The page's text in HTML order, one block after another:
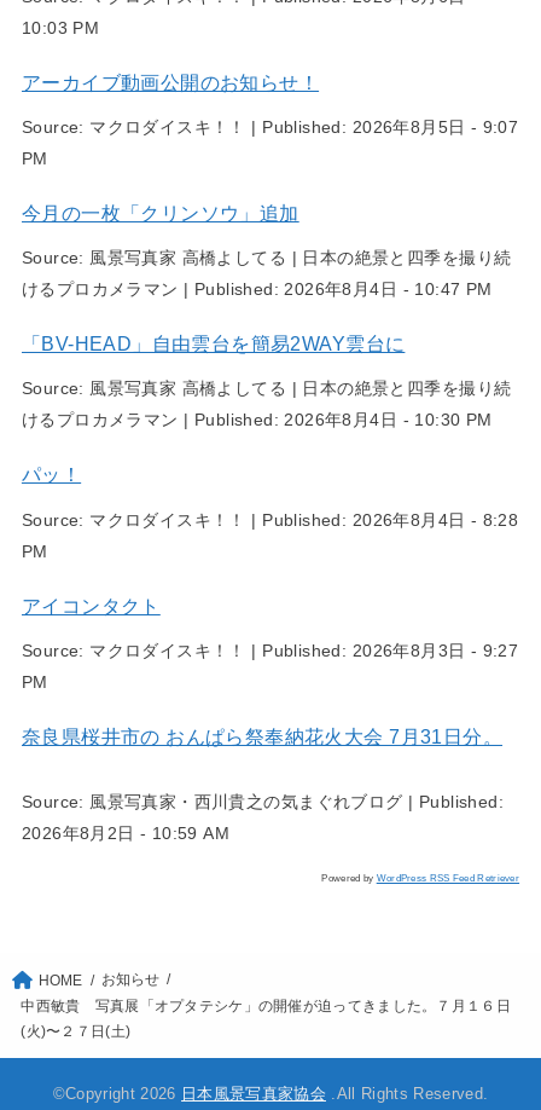
10:03 PM
アーカイブ動画公開のお知らせ！
Source: マクロダイスキ！！ | Published: 2026年8月5日 - 9:07
PM
今月の一枚「クリンソウ」追加
Source: 風景写真家 高橋よしてる | 日本の絶景と四季を撮り続
けるプロカメラマン | Published:2026年8月4日 - 10:47 PM
「BV-HEAD」自由雲台を簡易2WAY雲台に
Source: 風景写真家 高橋よしてる | 日本の絶景と四季を撮り続
けるプロカメラマン | Published:2026年8月4日 - 10:30 PM
パッ！
Source: マクロダイスキ！！ | Published: 2026年8月4日 - 8:28
PM
アイコンタクト
Source: マクロダイスキ！！ | Published: 2026年8月3日 - 9:27
PM
奈良県桜井市の おんぱら祭奉納花火大会 7月31日分。
Source: 風景写真家・西川貴之の気まぐれブログ | Published:
2026年8月2日 - 10:59 AM
Powered by WordPress RSS Feed Retriever
HOME
お知らせ
中西敏貴 写真展「オプタテシケ」の開催が迫ってきました。７月１６日
(火)〜２７日(土)
©Copyright 2026 日本風景写真家協会 .All Rights Reserved.